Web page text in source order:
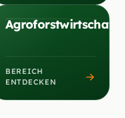
Agroforstwirtschaft
BEREICH
ENTDECKEN
→